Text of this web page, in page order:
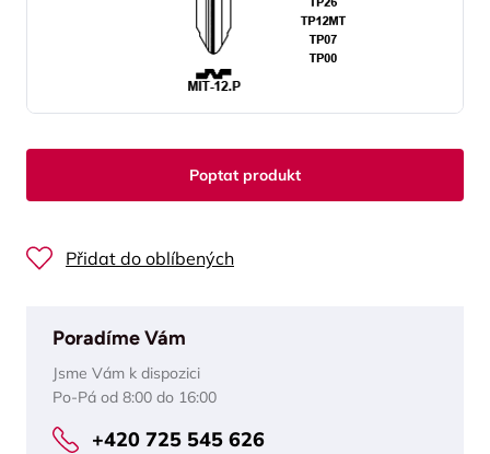
Poptat produkt
Přidat do oblíbených
Poradíme Vám
Jsme Vám k dispozici
Po-Pá od 8:00 do 16:00
+420 725 545 626